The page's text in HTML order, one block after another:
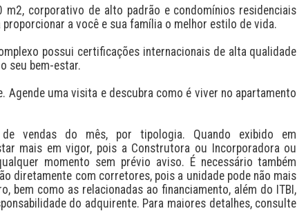
corporativo de alto padrão e condomínios residenciais
a você e sua família o melhor estilo de vida.
possui certificações internacionais de alta qualidade
seu bem-estar.
Agende uma visita e descubra como é viver no apartamento
vendas do mês, por tipologia. Quando exibido em
mais em vigor, pois a Construtora ou Incorporadora ou
momento sem prévio aviso. É necessário também
diretamente com corretores, pois a unidade pode não mais
como as relacionadas ao financiamento, além do ITBI,
do adquirente. Para maiores detalhes, consulte